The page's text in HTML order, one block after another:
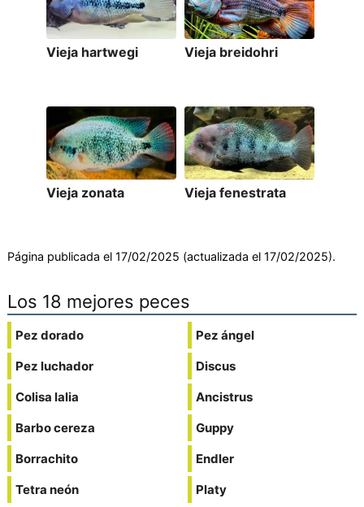
Vieja hartwegi Vieja breidohri
Vieja zonata Vieja fenestrata
Página publicada el 17/02/2025 (actualizada el 17/02/2025).
Los 18 mejores peces
Pez dorado
Pez luchador
Colisa lalia
Barbo cereza
Borrachito
Tetra neón
Pez ángel
Discus
Ancistrus
Guppy
Endler
Platy